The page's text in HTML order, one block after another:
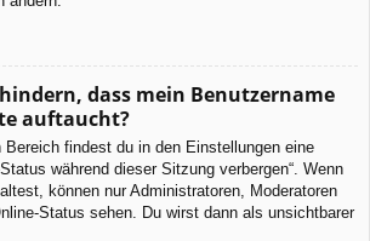
dass mein Benutzername
auftaucht?
Bereich findest du in den Einstellungen eine
während dieser Sitzung verbergen“. Wenn
können nur Administratoren, Moderatoren
Status sehen. Du wirst dann als unsichtbarer